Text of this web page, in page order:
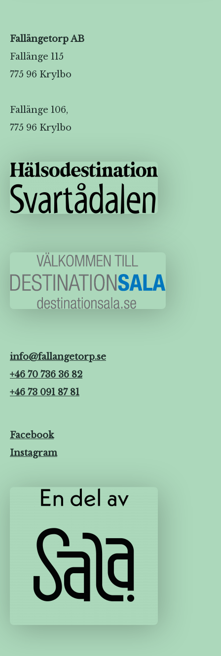
Fallängetorp AB
Fallänge 115
775 96 Krylbo
Fallänge 106,
775 96 Krylbo
info@fallangetorp.se
+46 70 736 36 82
+46 73 091 87 81
Facebook
Instagram